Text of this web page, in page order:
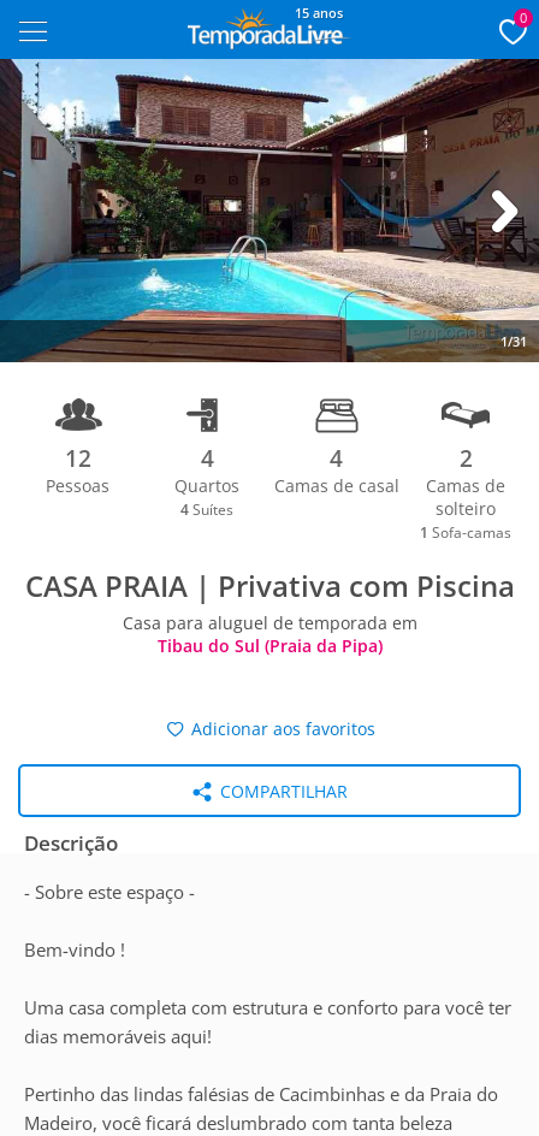
15 anos 0
1/31
Next
12
Pessoas
4
Quartos
4 Suítes
4
Camas de casal
2
Camas de
solteiro
1 Sofa-camas
CASA PRAIA | Privativa com Piscina
Casa para aluguel de temporada em
Tibau do Sul (Praia da Pipa)
Adicionar aos favoritos
COMPARTILHAR
Descrição
- Sobre este espaço -
Bem-vindo !
Uma casa completa com estrutura e conforto para você ter
dias memoráveis aqui!
Pertinho das lindas falésias de Cacimbinhas e da Praia do
Madeiro, você ficará deslumbrado com tanta beleza